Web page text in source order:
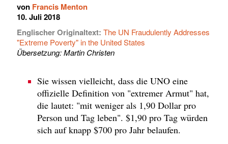
von Francis Menton
10. Juli 2018
Englischer Originaltext: The UN Fraudulently Addresses
"Extreme Poverty" in the United States
Übersetzung: Martin Christen
Sie wissen vielleicht, dass die UNO eine
offizielle Definition von "extremer Armut" hat,
die lautet: "mit weniger als 1,90 Dollar pro
Person und Tag leben". $1,90 pro Tag würden
sich auf knapp $700 pro Jahr belaufen.